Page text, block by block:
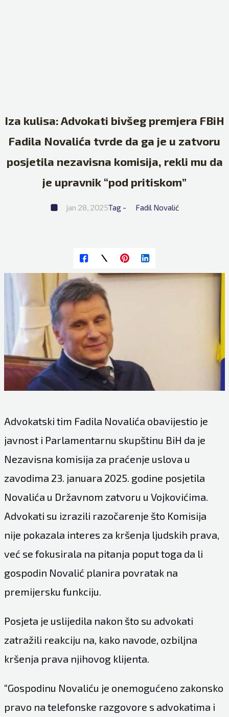
Iza kulisa: Advokati bivšeg premjera FBiH
Fadila Novalića tvrde da ga je u zatvoru
posjetila nezavisna komisija, rekli mu da
je upravnik “pod pritiskom”
jan 28, 2025Tag - Fadil Novalić
Advokatski tim Fadila Novalića obavijestio je
javnost i Parlamentarnu skupštinu BiH da je
Nezavisna komisija za praćenje uslova u
zavodima 23. januara 2025. godine posjetila
Novalića u Državnom zatvoru u Vojkovićima.
Advokati su izrazili razočarenje što Komisija
nije pokazala interes za kršenja ljudskih prava,
već se fokusirala na pitanja poput toga da li
gospodin Novalić planira povratak na
premijersku funkciju.
Posjeta je uslijedila nakon što su advokati
zatražili reakciju na, kako navode, ozbiljna
kršenja prava njihovog klijenta.
“Gospodinu Novaliću je onemogućeno zakonsko
pravo na telefonske razgovore s advokatima i